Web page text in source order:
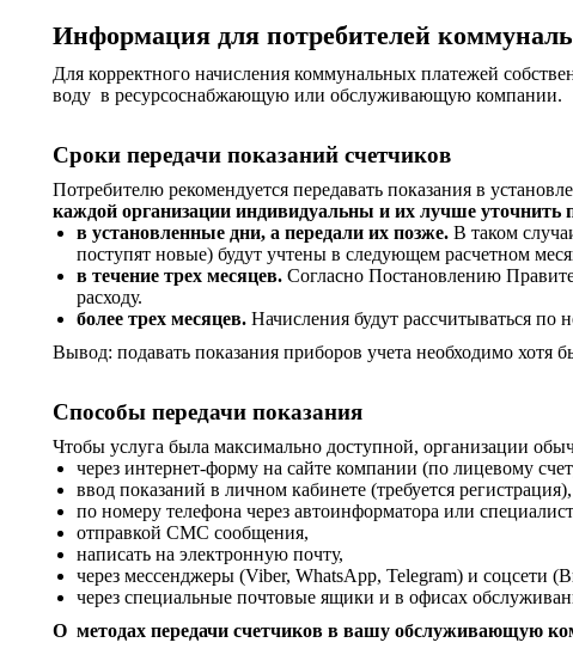
Информация для потребителей
Для корректного начисления коммунальных платежей
воду в ресурсоснабжающую или обслуживающую компании.
Сроки передачи показаний счетчиков
Потребителю рекомендуется передавать показания в
каждой организации индивидуальны и их лучше уточнить
в установленные дни, а передали их позже. В таком
поступят новые) будут учтены в следующем расчетном
в течение трех месяцев. Согласно Постановлению
расходу.
более трех месяцев. Начисления будут рассчитываться
Вывод: подавать показания приборов учета необходимо хотя
Способы передачи показания
Чтобы услуга была максимально доступной, организации
через интернет-форму на сайте компании (по лицевому
ввод показаний в личном кабинете (требуется регистрация),
по номеру телефона через автоинформатора или
отправкой СМС сообщения,
написать на электронную почту,
через мессенджеры (Viber, WhatsApp, Telegram) и соцсети
через специальные почтовые ящики и в офисах
О методах передачи счетчиков в вашу обслуживающую